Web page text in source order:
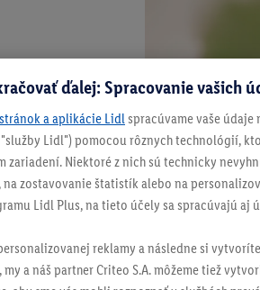
ďalej: Spracovanie vašich
a aplikácie Lidl spracúvame vaše údaje
Lidl") pomocou rôznych technológií,
zariadení. Niektoré z nich sú technicky
zostavovanie štatistík alebo na
Lidl Plus, na tieto účely sa spracúvajú aj
reklamy a následne si
a náš partner Criteo S.A. môžeme tiež